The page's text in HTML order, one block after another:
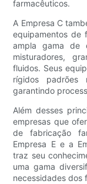
farmacêuticos.
A Empresa C
equipamentos de
ampla gama de
misturadores,
fluidos. Seus
rígidos padrões
garantindo
Além desses
empresas que
de fabricação
Empresa E e a
traz seu
uma gama
necessidades dos